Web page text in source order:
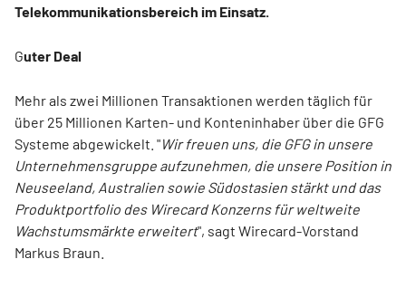
Telekommunikationsbereich im Einsatz.
Guter Deal
Mehr als zwei Millionen Transaktionen werden täglich für
über 25 Millionen Karten- und Konteninhaber über die GFG
Systeme abgewickelt. "Wir freuen uns, die GFG in unsere
Unternehmensgruppe aufzunehmen, die unsere Position in
Neuseeland, Australien sowie Südostasien stärkt und das
Produktportfolio des Wirecard Konzerns für weltweite
Wachstumsmärkte erweitert", sagt Wirecard-Vorstand
Markus Braun.